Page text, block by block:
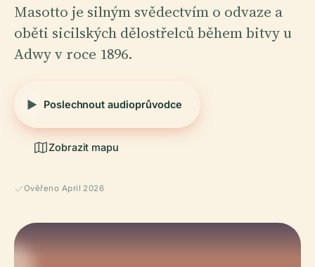
Masotto je silným svědectvím o odvaze a
oběti sicilských dělostřelců během bitvy u
Adwy v roce 1896.
Poslechnout audioprůvodce
Zobrazit mapu
Ověřeno April 2026